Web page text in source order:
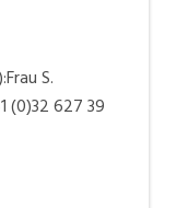
S.
(0)32 627 39